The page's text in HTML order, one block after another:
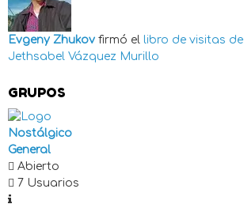
Evgeny Zhukov firmó el libro de visitas de
Jethsabel Vázquez Murillo
GRUPOS
Nostálgico
General
Abierto
7 Usuarios